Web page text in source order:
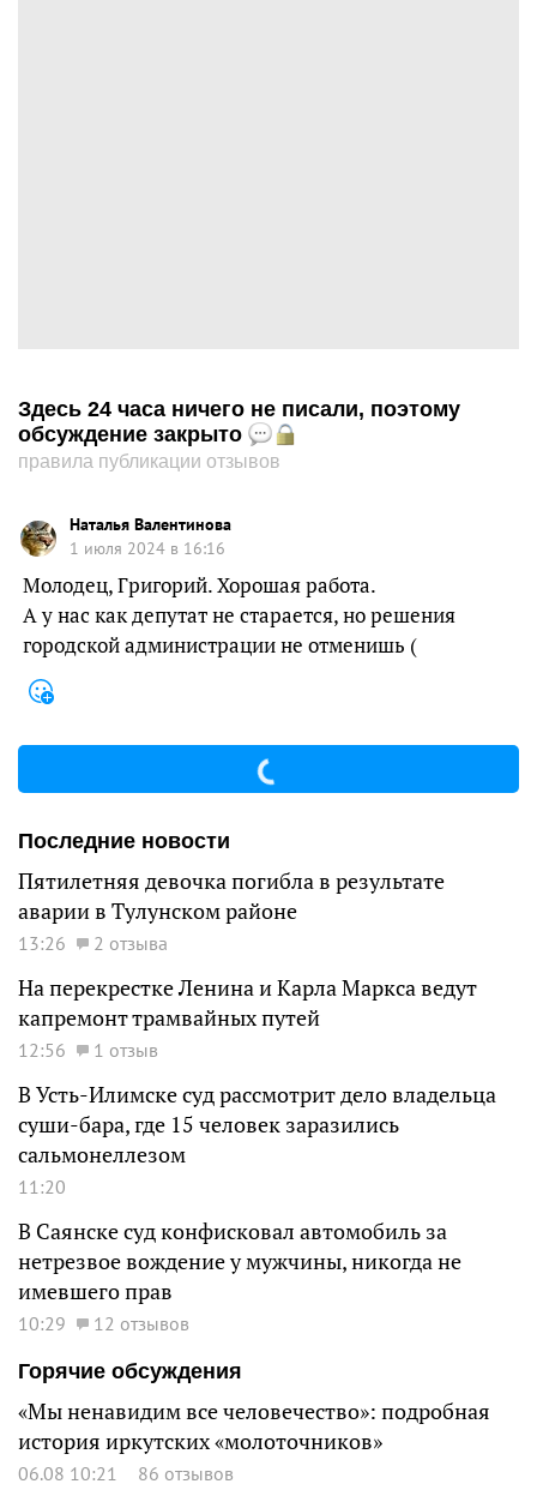
Здесь 24 часа ничего не писали, поэтому
обсуждение закрыто
правила публикации отзывов
Наталья Валентинова
1 июля 2024 в 16:16
Молодец, Григорий. Хорошая работа.
А у нас как депутат не старается, но решения
городской администрации не отменишь (
Последние новости
Пятилетняя девочка погибла в результате
аварии в Тулунском районе
13:26 2 отзыва
На перекрестке Ленина и Карла Маркса ведут
капремонт трамвайных путей
12:56 1 отзыв
В Усть-Илимске суд рассмотрит дело владельца
суши-бара, где 15 человек заразились
сальмонеллезом
11:20
В Саянске суд конфисковал автомобиль за
нетрезвое вождение у мужчины, никогда не
имевшего прав
10:29
12 отзывов
Горячие обсуждения
«Мы ненавидим все человечество»: подробная
история иркутских «молоточников»
06.08 10:21 86 отзывов